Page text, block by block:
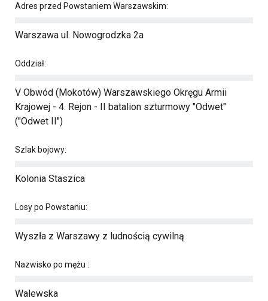
Adres przed Powstaniem Warszawskim:
Warszawa ul. Nowogrodzka 2a
Oddział:
V Obwód (Mokotów) Warszawskiego Okręgu Armii
Krajowej - 4. Rejon - II batalion szturmowy "Odwet"
("Odwet II")
Szlak bojowy:
Kolonia Staszica
Losy po Powstaniu:
Wyszła z Warszawy z ludnością cywilną
Nazwisko po mężu :
Walewska